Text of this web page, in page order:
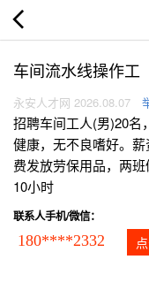
车间流水线操作工
永安人才网 2026.08.07
招聘车间工人(男)20名
健康，无不良嗜好。
费发放劳保用品，两
10小时
联系人手机/微信：
180****2332